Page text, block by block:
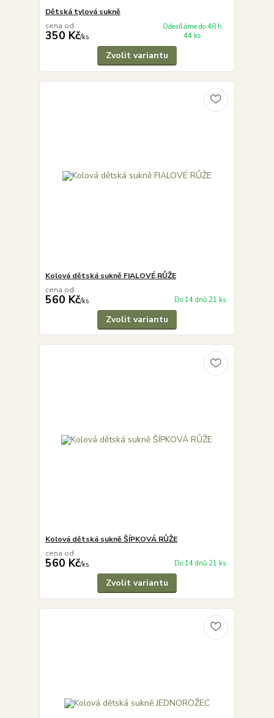
Dětská tylová sukně
cena od
350 Kč/ks
Odesíláme do 48 h
44 ks
Zvolit variantu
Kolová dětská sukně FIALOVÉ RŮŽE
cena od
560 Kč/ks Do 14 dnů 21 ks
Zvolit variantu
Kolová dětská sukně ŠÍPKOVÁ RŮŽE
cena od
560 Kč/ks Do 14 dnů 21 ks
Zvolit variantu